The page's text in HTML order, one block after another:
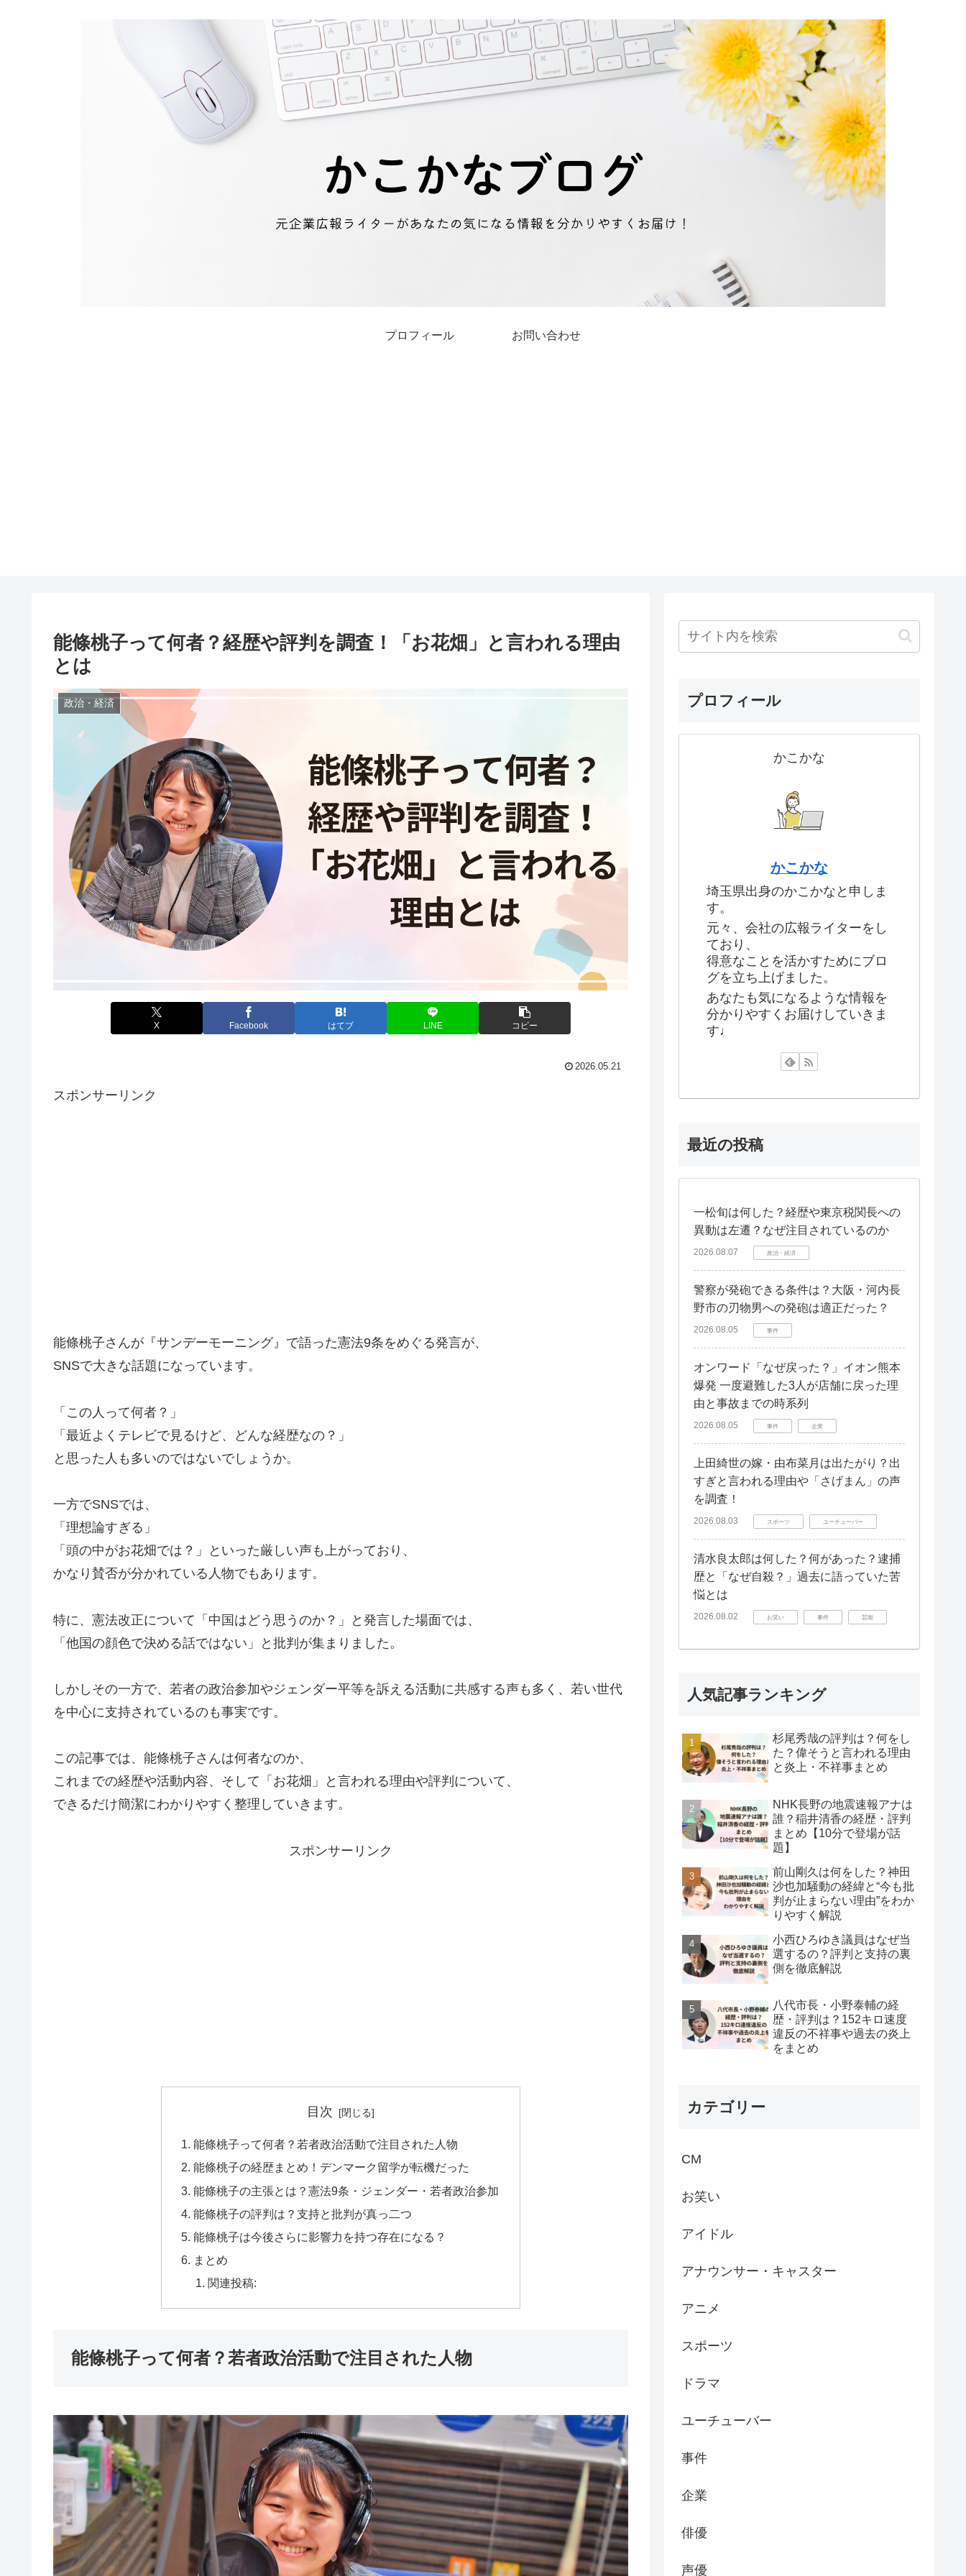
プロフィール お問い合わせ
能條桃子って何者？経歴や評判を調査！「お花畑」と言われる理由
とは
政治・経済
X Facebook はてブ LINE コピー
2026.05.21
スポンサーリンク
能條桃子さんが『サンデーモーニング』で語った憲法9条をめぐる発言が、
SNSで大きな話題になっています。
「この人って何者？」
「最近よくテレビで見るけど、どんな経歴なの？」
と思った人も多いのではないでしょうか。
一方でSNSでは、
「理想論すぎる」
「頭の中がお花畑では？」といった厳しい声も上がっており、
かなり賛否が分かれている人物でもあります。
特に、憲法改正について「中国はどう思うのか？」と発言した場面では、
「他国の顔色で決める話ではない」と批判が集まりました。
しかしその一方で、若者の政治参加やジェンダー平等を訴える活動に共感する声も多く、若い世代
を中心に支持されているのも事実です。
この記事では、能條桃子さんは何者なのか、
これまでの経歴や活動内容、そして「お花畑」と言われる理由や評判について、
できるだけ簡潔にわかりやすく整理していきます。
スポンサーリンク
目次
能條桃子って何者？若者政治活動で注目された人物
能條桃子の経歴まとめ！デンマーク留学が転機だった
能條桃子の主張とは？憲法9条・ジェンダー・若者政治参加
能條桃子の評判は？支持と批判が真っ二つ
能條桃子は今後さらに影響力を持つ存在になる？
まとめ
関連投稿:
能條桃子って何者？若者政治活動で注目された人物
プロフィール
かこかな
かこかな
埼玉県出身のかこかなと申しま
す。
元々、会社の広報ライターをし
ており、
得意なことを活かすためにブロ
グを立ち上げました。
あなたも気になるような情報を
分かりやすくお届けしていきま
す♩
最近の投稿
一松旬は何した？経歴や東京税関長への
異動は左遷？なぜ注目されているのか
2026.08.07 政治・経済
警察が発砲できる条件は？大阪・河内長
野市の刃物男への発砲は適正だった？
2026.08.05 事件
オンワード「なぜ戻った？」イオン熊本
爆発 一度避難した3人が店舗に戻った理
由と事故までの時系列
2026.08.05 事件 企業
上田綺世の嫁・由布菜月は出たがり？出
すぎと言われる理由や「さげまん」の声
を調査！
2026.08.03 スポーツ ユーチューバー
清水良太郎は何した？何があった？逮捕
歴と「なぜ自殺？」過去に語っていた苦
悩とは
2026.08.02 お笑い 事件 芸能
人気記事ランキング
杉尾秀哉の評判は？何をし
た？偉そうと言われる理由
と炎上・不祥事まとめ
NHK長野の地震速報アナは
誰？稲井清香の経歴・評判
まとめ【10分で登場が話
題】
前山剛久は何をした？神田
沙也加騒動の経緯と“今も批
判が止まらない理由”をわか
りやすく解説
小西ひろゆき議員はなぜ当
選するの？評判と支持の裏
側を徹底解説
八代市長・小野泰輔の経
歴・評判は？152キロ速度
違反の不祥事や過去の炎上
をまとめ
カテゴリー
CM
お笑い
アイドル
アナウンサー・キャスター
アニメ
スポーツ
ドラマ
ユーチューバー
事件
企業
俳優
声優